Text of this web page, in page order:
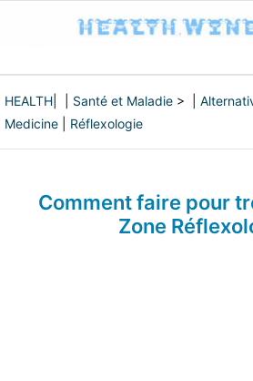
HEALTH Santé et Maladie > |
Medicine
Réflexologie
Comment faire pour
Zone